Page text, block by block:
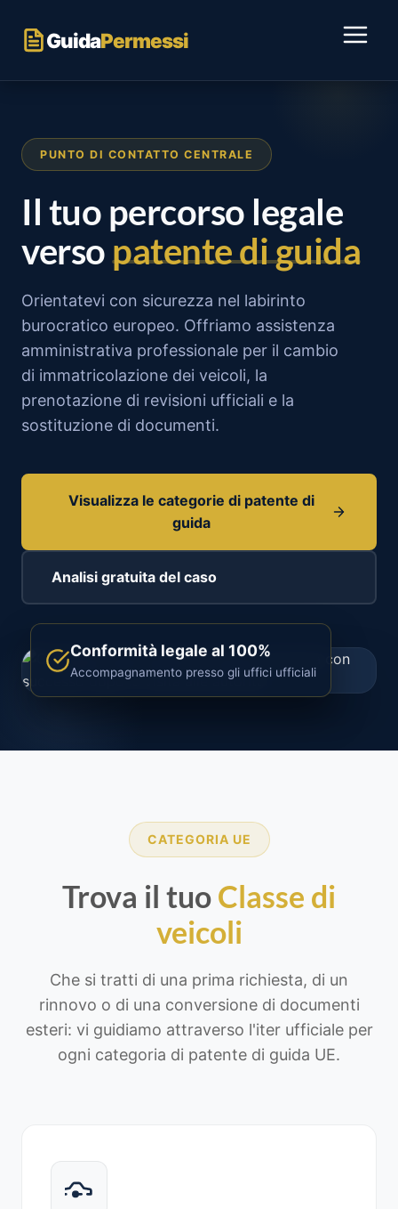
contenuti
GuidaPermessi
PUNTO DI CONTATTO CENTRALE
Il tuo percorso legale
versopatente di guida
Orientatevi con sicurezza nel labirinto
burocratico europeo. Offriamo assistenza
amministrativa professionale per il cambio
di immatricolazione dei veicoli, la
prenotazione di revisioni ufficiali e la
sostituzione di documenti.
Visualizza le categorie di patente di
guida
Analisi gratuita del caso
Conformità legale al 100%
Accompagnamento presso gli uffici ufficiali
CATEGORIA UE
Trova il tuo Classe di
veicoli
Che si tratti di una prima richiesta, di un
rinnovo o di una conversione di documenti
esteri: vi guidiamo attraverso l'iter ufficiale per
ogni categoria di patente di guida UE.